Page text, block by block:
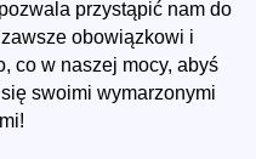
przystąpić nam do
obowiązkowi i
co w naszej mocy, abyś
swoimi wymarzonymi